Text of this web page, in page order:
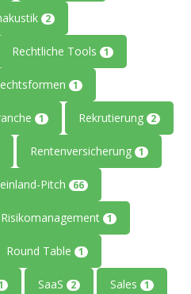
2
Rechtliche Tools 1
1
1 Rekrutierung 2
Rentenversicherung 1
Pitch 66
Risikomanagement 1
Round Table 1
SaaS 2 Sales 1